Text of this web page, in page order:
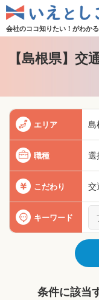
会社のココ知りたい！がわか
【島根県】
エリア 島
職種 選
こだわり 交
キーワード
条件に該当